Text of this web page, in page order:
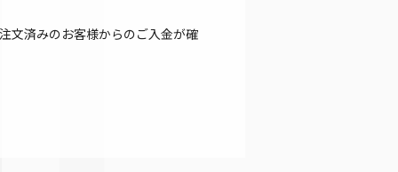
文済みのお客様からのご入金が確